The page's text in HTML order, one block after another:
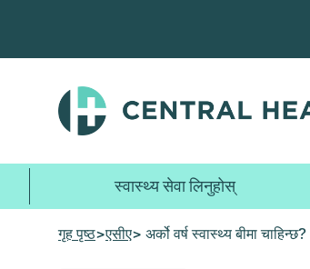
जानुहोस्
स्वास्थ्य सेवा लिनुहोस्
गृह पृष्ठ>एसीए> अर्को वर्ष स्वास्थ्य बीमा